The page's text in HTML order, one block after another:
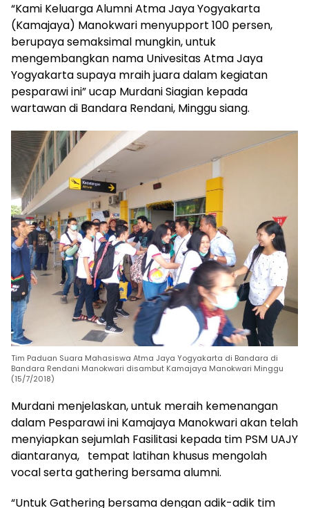
“Kami Keluarga Alumni Atma Jaya Yogyakarta
(Kamajaya) Manokwari menyupport 100 persen,
berupaya semaksimal mungkin, untuk
mengembangkan nama Univesitas Atma Jaya
Yogyakarta supaya mraih juara dalam kegiatan
pesparawi ini” ucap Murdani Siagian kepada
wartawan di Bandara Rendani, Minggu siang.
Tim Paduan Suara Mahasiswa Atma Jaya Yogyakarta di Bandara di
Bandara Rendani Manokwari disambut Kamajaya Manokwari Minggu
(15/7/2018)
Murdani menjelaskan, untuk meraih kemenangan
dalam Pesparawi ini Kamajaya Manokwari akan telah
menyiapkan sejumlah Fasilitasi kepada tim PSM UAJY
diantaranya, tempat latihan khusus mengolah
vocal serta gathering bersama alumni.
“Untuk Gathering bersama dengan adik-adik tim